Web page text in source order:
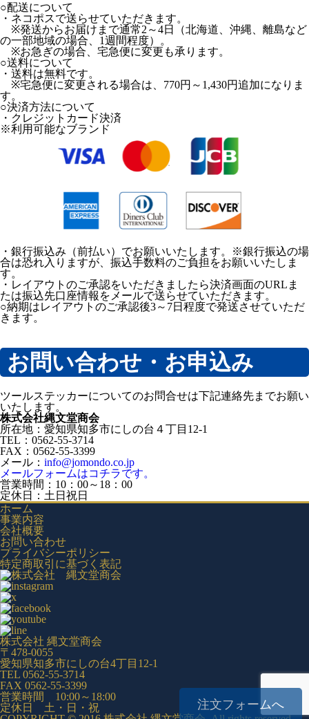
注文フォームへ
○配送について
・ネコポスで送らせていただきます。
※発送からお届けまで通常2～4日（北海道、沖縄、離島など
の一部地域の場合、1週間程度）。
※お急ぎの場合、宅急便に変更も承ります。
○送料について
・送料は無料です。
※宅急便に変更される場合は、770円～1,430円追加になりま
す。
○決済方法について
・クレジットカード決済
※利用可能なブランド
・銀行振込み（前払い）でお願いいたします。※銀行振込の場
合は恐れ入りますが、振込手数料のご負担をお願いいたしま
す。
・レイアウトのご承認をいただきましたら決済画面のURLま
たは振込先口座情報をメールで送らせていただきます。
○納期はレイアウトのご承認後3～7日程度で発送させていただ
きます。
お問い合わせ・お申込み
ツールステッカーについてのお問合せは下記連絡先までお願い
いたします。
株式会社縄文堂商会
所在地：愛知県知多市にしの台４丁目12-1
TEL：0562-55-3714
FAX：0562-55-3399
メール： info@jomondo.co.jp
メールフォームはコチラです。
営業時間：10：00～18：00
定休日：土日祝日
ホーム
事業内容
会社概要
お問い合わせ
プライバシーポリシー
特定商取引に基づく表記
株式会社 縄文堂商会
〒478-0055
愛知県知多市にしの台4丁目12-1
TEL 0562-55-3714
FAX 0562-55-3399
営業時間 10:00～18:00
定休日 土・日・祝